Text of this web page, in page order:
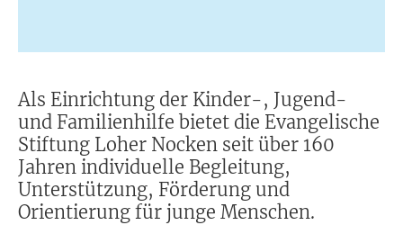
Als Einrichtung der Kinder-, Jugend-
und Familienhilfe bietet die Evangelische
Stiftung Loher Nocken seit über 160
Jahren individuelle Begleitung,
Unterstützung, Förderung und
Orientierung für junge Menschen.